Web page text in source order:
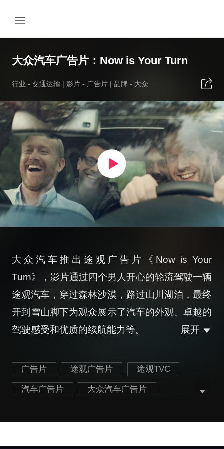
大众汽车广告片：Now is Your Turn
行业 - 交通运输 | 影片 - 广告片 | 品牌 - 大众
大众汽车推出途观广告片《Now is Your
Turn》，影片通过四个男人开心的轮流驾驶一辆
途观汽车，穿过森林沙漠，路过山川湖泊，最终
开到雪山脚下为观众展示了汽车的外观、卓越的
驾驶感受和优质的续航能力等。
展开
广告片 途观广告片 途观TVC
汽车广告片 大众汽车广告片